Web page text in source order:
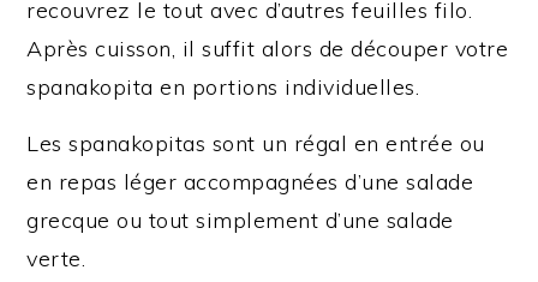
recouvrez le tout avec d’autres feuilles filo.
Après cuisson, il suffit alors de découper votre
spanakopita en portions individuelles.
Les spanakopitas sont un régal en entrée ou
en repas léger accompagnées d’une salade
grecque ou tout simplement d’une salade
verte.